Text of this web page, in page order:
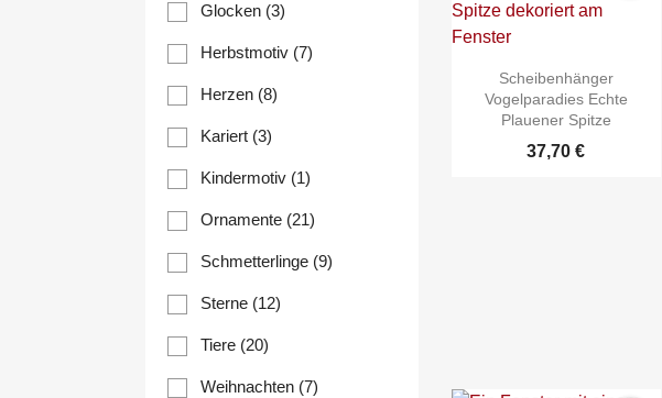
Glocken (3)
Herbstmotiv (7)
Herzen (8)
Kariert (3)
Kindermotiv (1)
Ornamente (21)
Schmetterlinge (9)
Sterne (12)
Tiere (20)
Weihnachten (7)
Scheibenhänger
Vogelparadies Echte
Plauener Spitze
37,70 €